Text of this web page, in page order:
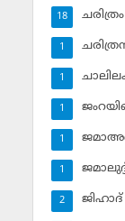
ചരിത്രം
18
1
1
1
1
1
ജിഹാദ്‌
2